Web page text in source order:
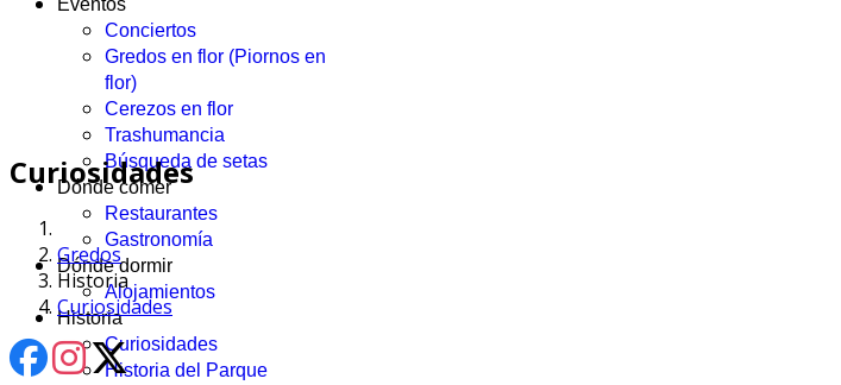
Eventos
Conciertos
Gredos en flor (Piornos en
flor)
Cerezos en flor
Trashumancia
Búsqueda de setas
Dónde comer
Restaurantes
Gastronomía
Dónde dormir
Alojamientos
Historia
Curiosidades
Historia del Parque
Curiosidades
Gredos
Historia
Curiosidades